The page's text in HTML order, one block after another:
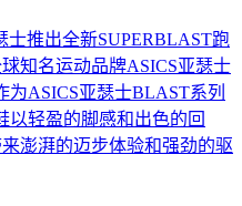
士推出全新SUPERBLAST跑
球知名运动品牌ASICS亚瑟士
为ASICS亚瑟士BLAST系列
以轻盈的脚感和出色的回
澎湃的迈步体验和强劲的驱